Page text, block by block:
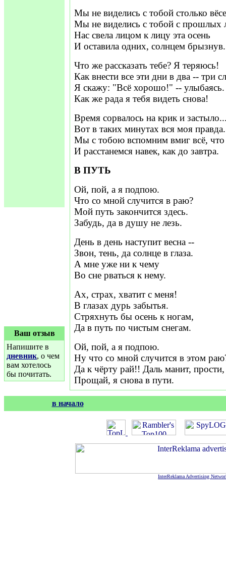
Мы не виделись с тобой столько
Мы не виделись с тобой с прошлых
Нас свела лицом к лицу эта осень
И оставила одних, солнцем брызнув.
Что же рассказать тебе? Я теряюсь!
Как внести все эти дни в два -- три
Я скажу: "Всё хорошо!" -- улыбаясь.
Как же рада я тебя видеть снова!
Время сорвалось на крик и
Вот в таких минутах вся моя правда.
Мы с тобою вспомним вмиг всё,
И расстанемся навек, как до завтра.
В ПУТЬ
Ой, пой, а я подпою.
Что со мной случится в раю?
Мой путь закончится здесь.
Забудь, да в душу не лезь.
День в день наступит весна --
Звон, тень, да солнце в глаза.
А мне уже ни к чему
Во сне рваться к нему.
Ах, страх, хватит с меня!
В глазах дурь забытья.
Стряхнуть бы осень к ногам,
Да в путь по чистым снегам.
Ой, пой, а я подпою.
Ну что со мной случится в этом
Да к чёрту рай!! Даль манит, прости,
Прощай, я снова в пути.
Ваш отзыв
Напишите в
дневник, о чем
вам хотелось
бы почитать.
в начало
InterReklama Advertising